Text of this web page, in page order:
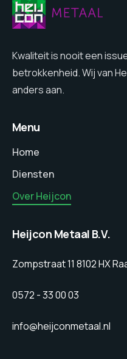
Kwaliteit is nooit een
betrokkenheid. Wij van
anders aan.
Menu
Home
Diensten
Over Heijcon
Heijcon Metaal B.V.
Zompstraat 11 8102 HX
0572 - 33 00 03
info@heijconmetaal.nl